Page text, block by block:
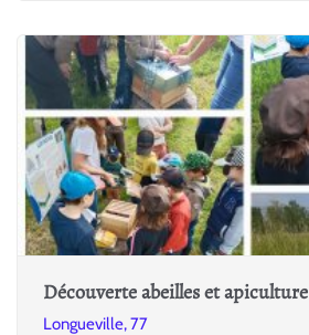
Découverte abeilles et apiculture
Longueville, 77